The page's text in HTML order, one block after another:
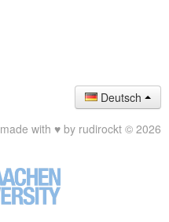
Deutsch
made with ♥ by rudirockt © 2026